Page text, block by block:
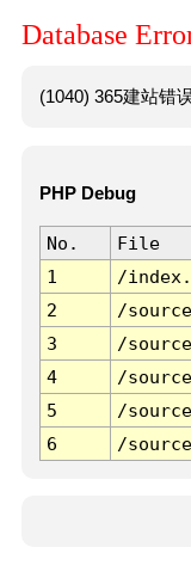
Database
(1040) 365建站错
PHP Debug
No. File
1
/
2
/
3
/
4
/
5
/
6
/